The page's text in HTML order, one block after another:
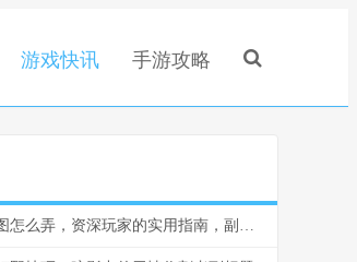
游戏快讯 手游攻略
我的世界小地图怎么弄，资深玩家的实用指南，副标题，从零开始掌握地图导航